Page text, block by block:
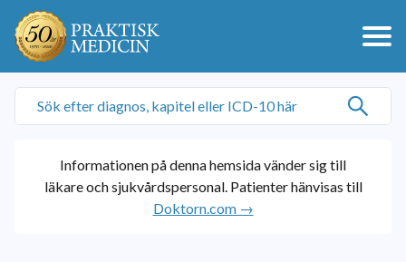
Informationen på denna hemsida vänder sig till
läkare och sjukvårdspersonal. Patienter hänvisas till
Doktorn.com →